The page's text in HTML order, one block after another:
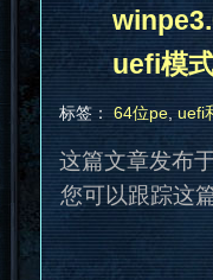
uefi模
标签： 64位pe, uefi
这篇文章发布
您可以跟踪这